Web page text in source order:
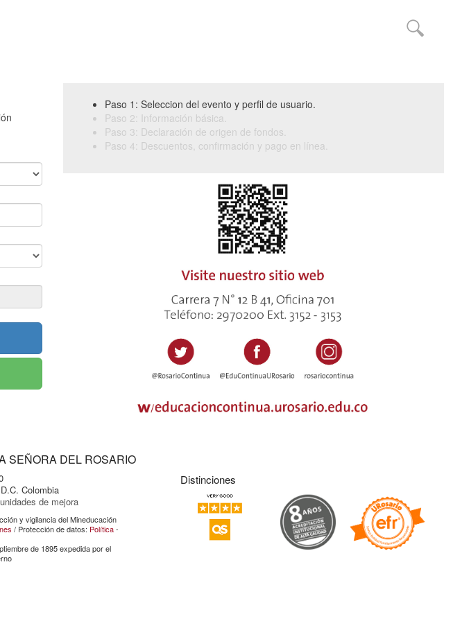
Paso 1: Seleccion del evento y perfil de usuario.
Paso 2: Información básica.
Paso 3: Declaración de origen de fondos.
Paso 4: Descuentos, confirmación y pago en línea.
SEÑORA DEL ROSARIO
Colombia
de mejora
y vigilancia del Mineducación
/ Protección de datos: Política-
de 1895 expedida por el
Distinciones